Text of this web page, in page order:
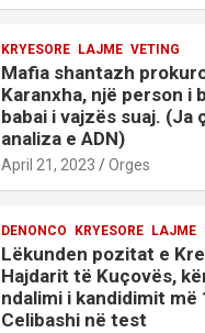
KRYESORE LAJME VETING
Mafia shantazh
Karanxha, një person i
babai i vajzës suaj. (Ja
analiza e ADN)
April 21, 2023 Orges
DENONCO KRYESORE LAJME
Lëkunden pozitat e
Hajdarit të Kuçovës,
ndalimi i kandidimit më
Celibashi në test